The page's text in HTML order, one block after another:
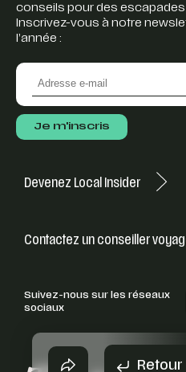
Retour
conseils pour des escapades
Inscrivez-vous à notre
l’année :
Devenez Local Insider
Contactez un conseiller
Suivez-nous sur les réseaux
sociaux